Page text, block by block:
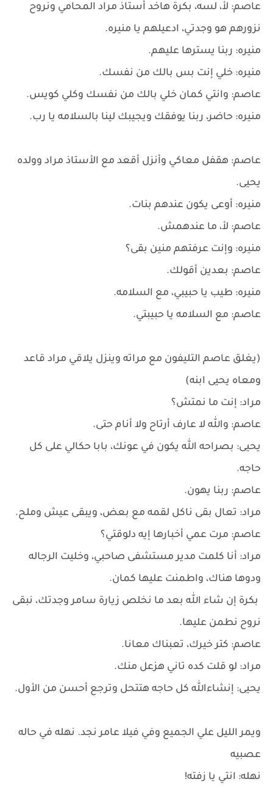
عاصم: لأ، لسه، بكرة هاخد أستاذ مراد المحامي ونروح
نزورهم هو وجدتي، ادعيلهم يا منيره.
منيره: ربنا يسترها عليهم.
منيره: خلي إنت بس بالك من نفسك.
عاصم: وانتي كمان خلي بالك من نفسك وكلي كويس.
منيره: حاضر، ربنا يوفقك ويجيبك لينا بالسلامه يا رب.
عاصم: هقفل معاكي وأنزل أقعد مع الأستاذ مراد وولده
يحيى.
منيره: أوعى يكون عندهم بنات.
عاصم: لأ، ما عندهمش.
منيره: وإنت عرفتهم منين بقى؟
عاصم: بعدين أقولك.
منيره: طيب يا حبيبي، مع السلامه.
عاصم: مع السلامه يا حبيبتي.
(يغلق عاصم التليفون مع مراته وينزل يلاقي مراد قاعد
ومعاه يحيى ابنه)
مراد: إنت ما نمتش؟
عاصم: والله لا عارف أرتاح ولا أنام حتى.
يحيى: بصراحه الله يكون في عونك، بابا حكالي على كل
حاجه.
عاصم: ربنا يهون.
مراد: تعال بقى ناكل لقمه مع بعض، ويبقى عيش وملح.
عاصم: مرت عمي أخبارها إيه دلوقتي؟
مراد: أنا كلمت مدير مستشفى صاحبي، وخليت الرجاله
ودوها هناك، واطمنت عليها كمان.
بكرة إن شاء الله بعد ما نخلص زيارة سامر وجدتك، نبقى
نروح نطمن عليها.
عاصم: كتر خيرك، تعبناك معانا.
مراد: لو قلت كده تاني هزعل منك.
يحيى: إنشاءالله كل حاجه هتتحل وترجع أحسن من الأول.
ويمر الليل علي الجميع وفي فيلا عامر نجد. نهله في حاله
عصبيه
نهله: انتي يا زفته!